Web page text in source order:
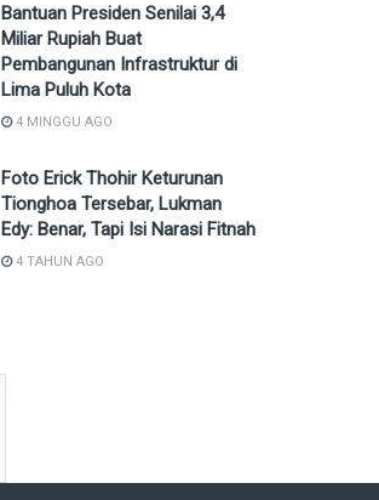
Bantuan Presiden Senilai 3,4
Miliar Rupiah Buat
Pembangunan Infrastruktur di
Lima Puluh Kota
4 MINGGU AGO
Foto Erick Thohir Keturunan
Tionghoa Tersebar, Lukman
Edy: Benar, Tapi Isi Narasi Fitnah
4 TAHUN AGO